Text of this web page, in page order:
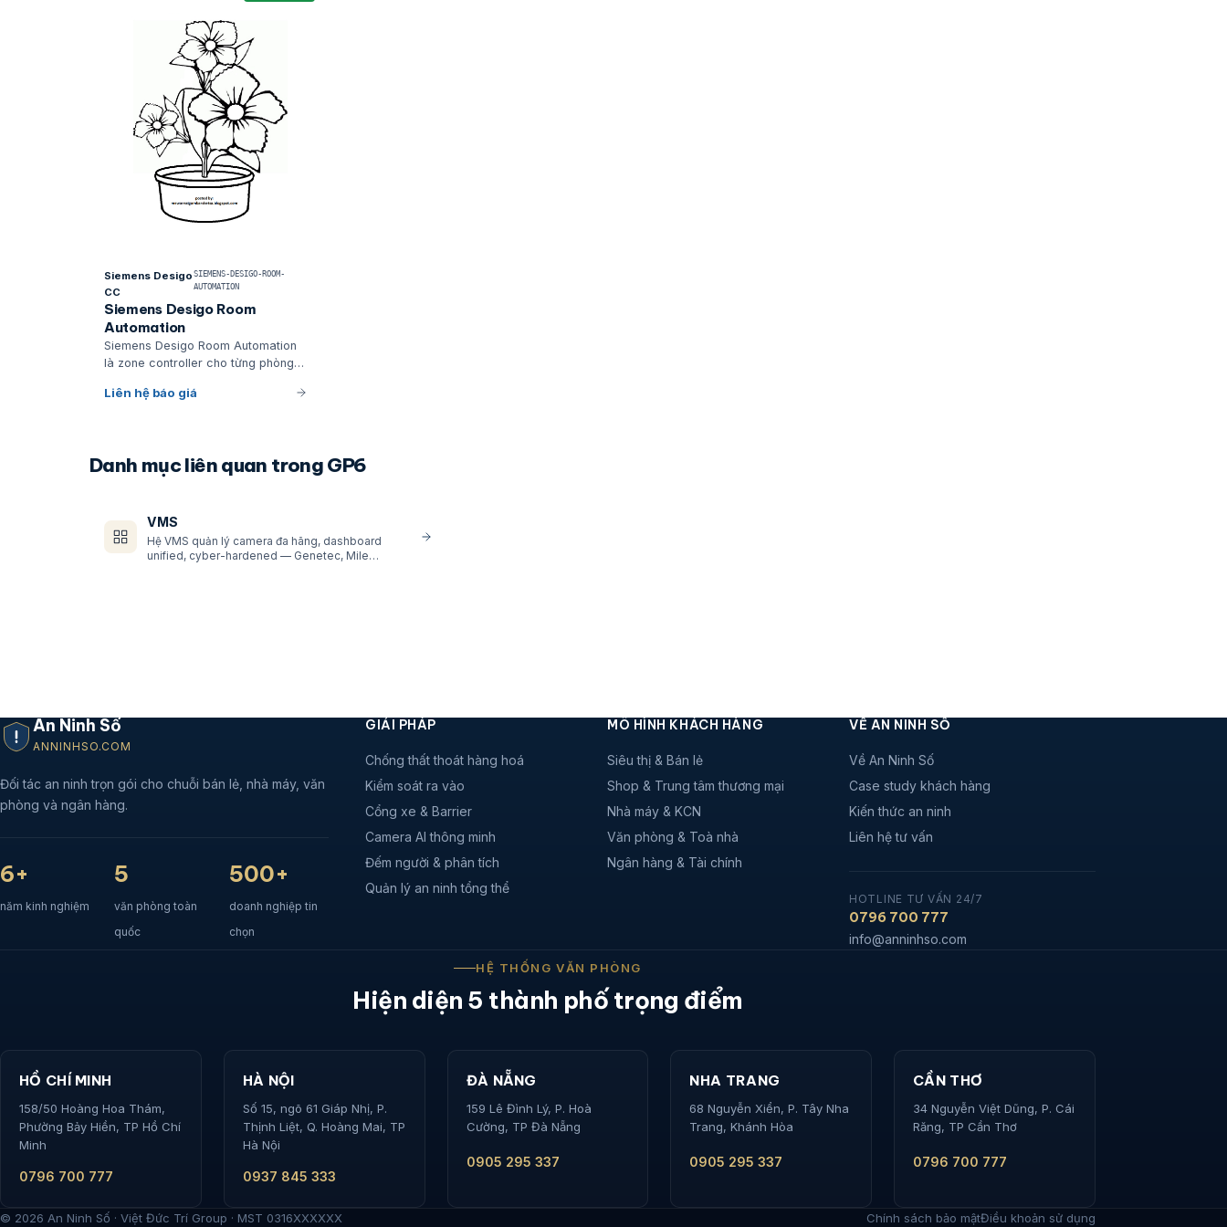
Siemens Desigo
CC
SIEMENS-DESIGO-ROOM-
AUTOMATION
Siemens Desigo Room
Automation
Siemens Desigo Room Automation
là zone controller cho từng phòng
khách sạn) — tích hợp HVAC +
Liên hệ báo giá
Danh mục liên quan trong GP6
VMS
Hệ VMS quản lý camera đa hãng, dashboard
unified, cyber-hardened — Genetec, Mile…
An Ninh Số
ANNINHSO.COM
Đối tác an ninh trọn gói cho chuỗi bán lẻ, nhà máy, văn
phòng và ngân hàng.
6+
năm kinh nghiệm
5
văn phòng toàn
quốc
500+
doanh nghiệp tin
chọn
GIẢI PHÁP
Chống thất thoát hàng hoá
Kiểm soát ra vào
Cổng xe & Barrier
Camera AI thông minh
Đếm người & phân tích
Quản lý an ninh tổng thể
MÔ HÌNH KHÁCH HÀNG
Siêu thị & Bán lẻ
Shop & Trung tâm thương mại
Nhà máy & KCN
Văn phòng & Toà nhà
Ngân hàng & Tài chính
VỀ AN NINH SỐ
Về An Ninh Số
Case study khách hàng
Kiến thức an ninh
Liên hệ tư vấn
HOTLINE TƯ VẤN 24/7
0796 700 777
info@anninhso.com
HỆ THỐNG VĂN PHÒNG
Hiện diện 5 thành phố trọng điểm
HỒ CHÍ MINH
158/50 Hoàng Hoa Thám,
Phường Bảy Hiền, TP Hồ Chí
Minh
0796 700 777
HÀ NỘI
Số 15, ngõ 61 Giáp Nhị, P.
Thịnh Liệt, Q. Hoàng Mai, TP
Hà Nội
0937 845 333
ĐÀ NẴNG
159 Lê Đình Lý, P. Hoà
Cường, TP Đà Nẵng
0905 295 337
NHA TRANG
68 Nguyễn Xiển, P. Tây Nha
Trang, Khánh Hòa
0905 295 337
CẦN THƠ
34 Nguyễn Việt Dũng, P. Cái
Răng, TP Cần Thơ
0796 700 777
© 2026 An Ninh Số · Việt Đức Trí Group · MST 0316XXXXXX Chính sách bảo mậtĐiều khoản sử dụng